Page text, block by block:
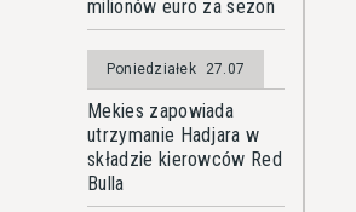
milionów euro za sezon
Poniedziałek 27.07
Mekies zapowiada
utrzymanie Hadjara w
składzie kierowców Red
Bulla